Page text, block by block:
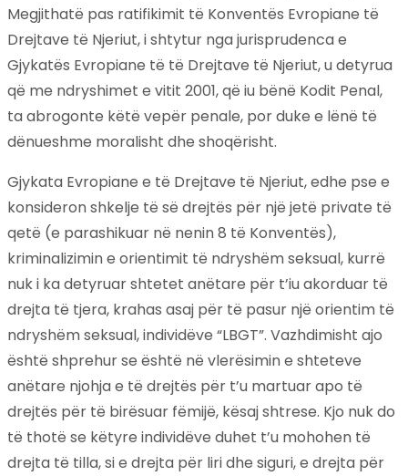
Megjithatë pas ratifikimit të Konventës Evropiane të
Drejtave të Njeriut, i shtytur nga jurisprudenca e
Gjykatës Evropiane të të Drejtave të Njeriut, u detyrua
që me ndryshimet e vitit 2001, që iu bënë Kodit Penal,
ta abrogonte këtë vepër penale, por duke e lënë të
dënueshme moralisht dhe shoqërisht.
Gjykata Evropiane e të Drejtave të Njeriut, edhe pse e
konsideron shkelje të së drejtës për një jetë private të
qetë (e parashikuar në nenin 8 të Konventës),
kriminalizimin e orientimit të ndryshëm seksual, kurrë
nuk i ka detyruar shtetet anëtare për t’iu akorduar të
drejta të tjera, krahas asaj për të pasur një orientim të
ndryshëm seksual, individëve “LBGT”. Vazhdimisht ajo
është shprehur se është në vlerësimin e shteteve
anëtare njohja e të drejtës për t’u martuar apo të
drejtës për të birësuar fëmijë, kësaj shtrese. Kjo nuk do
të thotë se këtyre individëve duhet t’u mohohen të
drejta të tilla, si e drejta për liri dhe siguri, e drejta për